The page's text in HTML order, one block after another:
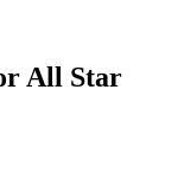
All Star